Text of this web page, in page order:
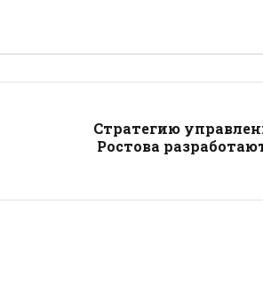
Стратегию
Ростова